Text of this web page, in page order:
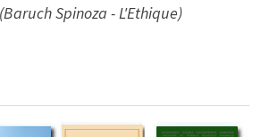
Spinoza - L'Ethique)